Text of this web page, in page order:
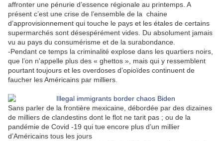
affronter une pénurie d’essence régionale au printemps. A
présent c’est une crise de l’ensemble de la chaine
d’approvisionnement qui touche le pays et les étales de certains
supermarchés sont désespérément vides. Du absolument jamais
vu au pays du consumérisme et de la surabondance.
-Pendant ce temps la criminalité explose dans les quartiers noirs,
que l’on n'appelle plus des « ghettos », mais qui y ressemblent
pourtant toujours et les overdoses d’opioïdes continuent de
faucher les Américains par milliers.
Sans parler de la frontière mexicaine, débordée par des dizaines
de milliers de clandestins dont le flot ne tarit pas ; ou de la
pandémie de Covid -19 qui tue encore plus d’un millier
d’Américains tous les jours